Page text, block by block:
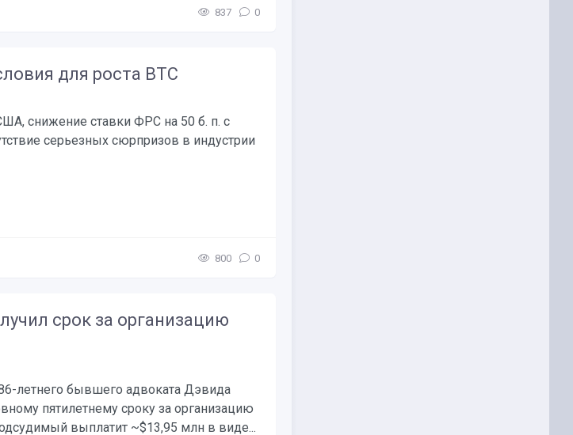
837 0
для роста BTC
снижение ставки ФРС на 50 б. п. с
серьезных сюрпризов в индустрии
800 0
срок за организацию
летнего бывшего адвоката Дэвида
пятилетнему сроку за организацию
выплатит ~$13,95 млн в виде...